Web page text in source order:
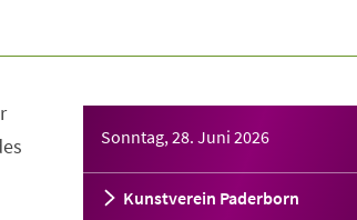
Sonntag, 28. Juni 2026
Kunstverein Paderborn